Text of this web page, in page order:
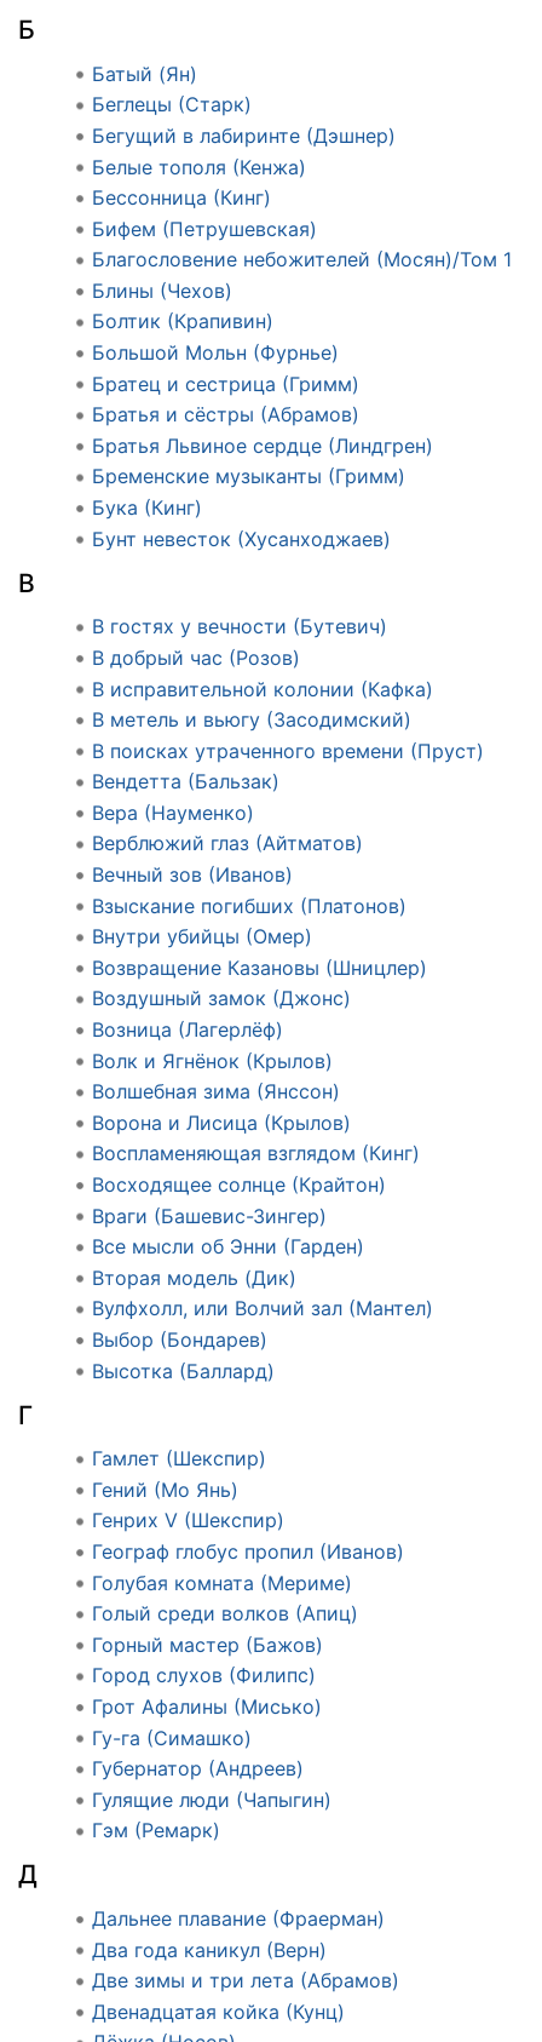
Б
Батый (Ян)
Беглецы (Старк)
Бегущий в лабиринте (Дэшнер)
Белые тополя (Кенжа)
Бессонница (Кинг)
Бифем (Петрушевская)
Благословение небожителей (Мосян)/Том 1
Блины (Чехов)
Болтик (Крапивин)
Большой Мольн (Фурнье)
Братец и сестрица (Гримм)
Братья и сёстры (Абрамов)
Братья Львиное сердце (Линдгрен)
Бременские музыканты (Гримм)
Бука (Кинг)
Бунт невесток (Хусанходжаев)
В
В гостях у вечности (Бутевич)
В добрый час (Розов)
В исправительной колонии (Кафка)
В метель и вьюгу (Засодимский)
В поисках утраченного времени (Пруст)
Вендетта (Бальзак)
Вера (Науменко)
Верблюжий глаз (Айтматов)
Вечный зов (Иванов)
Взыскание погибших (Платонов)
Внутри убийцы (Омер)
Возвращение Казановы (Шницлер)
Воздушный замок (Джонс)
Возница (Лагерлёф)
Волк и Ягнёнок (Крылов)
Волшебная зима (Янссон)
Ворона и Лисица (Крылов)
Воспламеняющая взглядом (Кинг)
Восходящее солнце (Крайтон)
Враги (Башевис-Зингер)
Все мысли об Энни (Гарден)
Вторая модель (Дик)
Вулфхолл, или Волчий зал (Мантел)
Выбор (Бондарев)
Высотка (Баллард)
Г
Гамлет (Шекспир)
Гений (Мо Янь)
Генрих V (Шекспир)
Географ глобус пропил (Иванов)
Голубая комната (Мериме)
Голый среди волков (Апиц)
Горный мастер (Бажов)
Город слухов (Филипс)
Грот Афалины (Мисько)
Гу-га (Симашко)
Губернатор (Андреев)
Гулящие люди (Чапыгин)
Гэм (Ремарк)
Д
Дальнее плавание (Фраерман)
Два года каникул (Верн)
Две зимы и три лета (Абрамов)
Двенадцатая койка (Кунц)